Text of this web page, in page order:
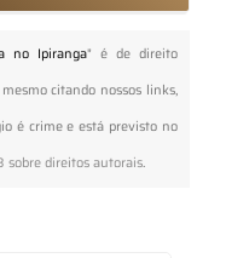
no Ipiranga" é de direito
citando nossos links,
é crime e está previsto no
sobre direitos autorais.